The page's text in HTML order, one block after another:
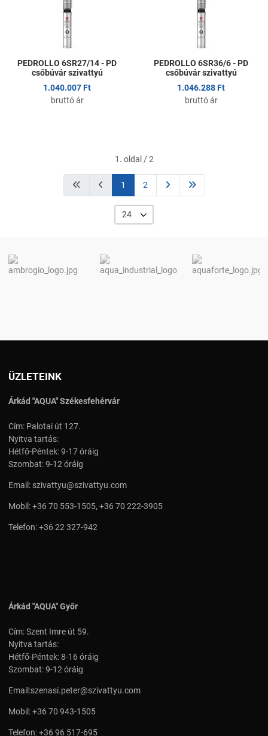
PEDROLLO 6SR27/14 - PD
csőbúvár szivattyú
1.040.007 Ft
bruttó ár
PEDROLLO 6SR36/6 - PD
csőbúvár szivattyú
1.046.288 Ft
bruttó ár
1. oldal / 2
1 2
24
ÜZLETEINK
Árkád "AQUA" Székesfehérvár
Cím: Palotai út 127.
Nyitva tartás:
Hétfő-Péntek: 9-17 óráig
Szombat: 9-12 óráig
Email: szivattyu@szivattyu.com
Mobil:+36 70 553-1505, +36 70 222-3905
Telefon:+36 22 327-942
Árkád "AQUA" Győr
Cím: Szent Imre út 59.
Nyitva tartás:
Hétfő-Péntek: 8-16 óráig
Szombat: 9-12 óráig
Email:szenasi.peter@szivattyu.com
Mobil:+36 70 943-1505
Telefon:+36 96 517-695